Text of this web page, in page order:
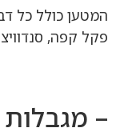
המטען כולל כל
פקל קפה,
–